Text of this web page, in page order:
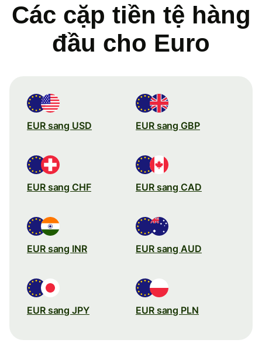
Các cặp tiền tệ hàng
đầu cho Euro
EUR sang USD EUR sang GBP
EUR sang CHF EUR sang CAD
EUR sang INR EUR sang AUD
EUR sang JPY EUR sang PLN